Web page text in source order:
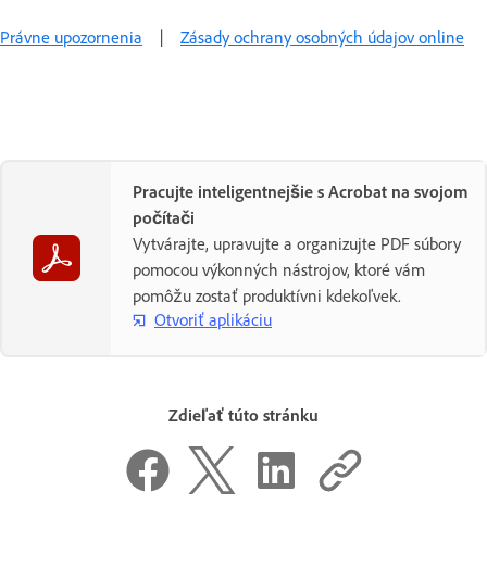
Právne upozornenia | Zásady ochrany osobných údajov online
Pracujte inteligentnejšie s Acrobat na svojom
počítači
Vytvárajte, upravujte a organizujte PDF súbory
pomocou výkonných nástrojov, ktoré vám
pomôžu zostať produktívni kdekoľvek.
Otvoriť aplikáciu
Zdieľať túto stránku